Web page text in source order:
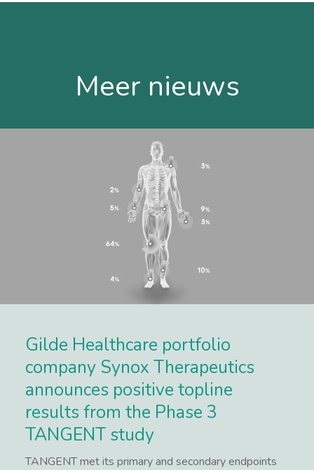
Meer nieuws
Gilde Healthcare portfolio
company Synox Therapeutics
announces positive topline
results from the Phase 3
TANGENT study
TANGENT met its primary and secondary endpoints